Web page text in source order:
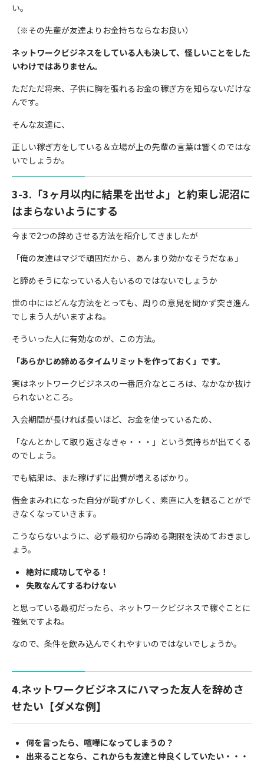
い。
（※その先輩が友達よりお金持ちならなお良い）
ネットワークビジネスをしている人も決して、怪しいことをした
いわけではありません。
ただただ将来、子供に胸を張れるお金の稼ぎ方を知らないだけな
んです。
そんな友達に、
正しい稼ぎ方をしている＆立場が上の先輩の言葉は響くのではな
いでしょうか。
3-3.「3ヶ月以内に結果を出せよ」と約束し泥沼に
はまらないようにする
今まで2つの辞めさせる方法を紹介してきましたが
「俺の友達はマジで頑固だから、あんまり効かなそうだなぁ」
と諦めそうになっている人もいるのではないでしょうか
世の中にはどんな方法をとっても、周りの意見を聞かず突き進ん
でしまう人がいますよね。
そういった人に有効なのが、この方法。
「あらかじめ諦めるタイムリミットを作っておく」です。
実はネットワークビジネスの一番厄介なところは、なかなか抜け
られないところ。
入会期間が長ければ長いほど、お金を使っているため、
「なんとかして取り返さなきゃ・・・」という気持ちが出てくる
のでしょう。
でも結果は、また稼げずに出費が増えるばかり。
借金まみれになった自分が恥ずかしく、素直に人を頼ることがで
きなくなっていきます。
こうならないように、必ず最初から諦める期限を決めておきまし
ょう。
絶対に成功してやる！
失敗なんてするわけない
と思っている最初だったら、ネットワークビジネスで稼ぐことに
強気ですよね。
なので、条件を飲み込んでくれやすいのではないでしょうか。
4.ネットワークビジネスにハマった友人を辞めさ
せたい【ダメな例】
何を言ったら、喧嘩になってしまうの？
出来ることなら、これからも友達と仲良くしていたい・・・